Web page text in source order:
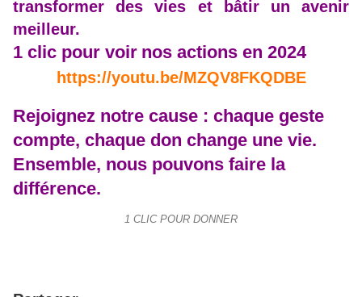
transformer des vies et bâtir un avenir
meilleur.
1 clic pour voir nos actions en 2024
https://youtu.be/MZQV8FKQDBE
Rejoignez notre cause : chaque geste
compte, chaque don change une vie.
Ensemble, nous pouvons faire la
différence.
1 CLIC POUR DONNER